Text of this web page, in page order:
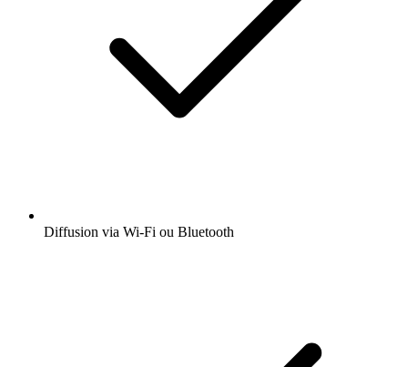
Diffusion via Wi-Fi ou Bluetooth